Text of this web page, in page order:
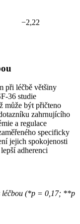
−2,22
při léčbě většiny
36 studie
může být přičteno
zahrnujícího
a regulace
specificky
jejich spokojenosti
adherenci
léčbou (*p = 0,17; **p